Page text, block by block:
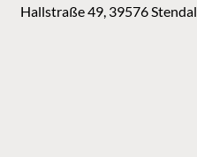
Hallstraße 49, 39576 Stendal